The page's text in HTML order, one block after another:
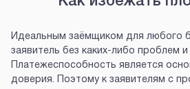
Идеальным заёмщиком для любого
заявитель без каких-либо проблем
Платежеспособность является
доверия. Поэтому к заявителям с